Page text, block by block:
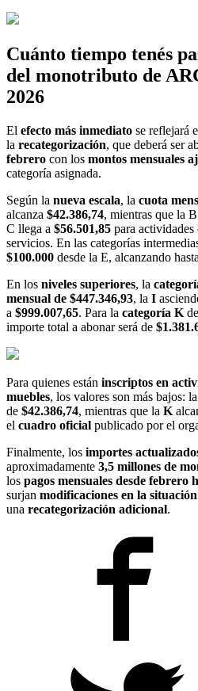
Cuánto tiempo tenés
del monotributo de
2026
El efecto más inmediato se reflejará
la recategorización, que deberá ser
febrero con los montos mensuales
categoría asignada.
Según la nueva escala, la cuota
alcanza $42.386,74, mientras que la
C llega a $56.501,85 para
servicios. En las categorías
$100.000 desde la E, alcanzando hasta
En los niveles superiores, la
mensual de $447.346,93, la I
a $999.007,65. Para la categoría K
importe total a abonar será de
Para quienes están inscriptos en
muebles, los valores son más bajos: la
de $42.386,74, mientras que la K
el cuadro oficial publicado por el
Finalmente, los importes
aproximadamente 3,5 millones de
los pagos mensuales desde febrero
surjan modificaciones en la
una recategorización adicional.